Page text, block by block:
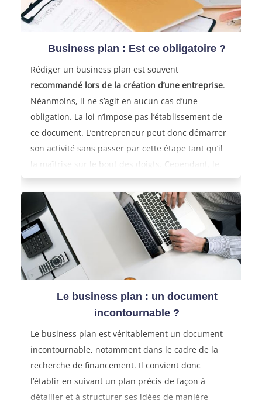
Business plan : Est ce obligatoire ?
Rédiger un business plan est souvent
recommandé lors de la création d’une entreprise.
Néanmoins, il ne s’agit en aucun cas d’une
obligation. La loi n’impose pas l’établissement de
ce document. L’entrepreneur peut donc démarrer
son activité sans passer par cette étape tant qu’il
la maîtrise sur le bout des doigts. Cependant, le
business plan est un outil précieux qui permet de
mieux ficeler un projet et le mener à bien. Créer
une entreprise sans ce document est certes
possible, mais risqué.
Le business plan : un document
incontournable ?
Le business plan est véritablement un document
incontournable, notamment dans le cadre de la
recherche de financement. Il convient donc
l’établir en suivant un plan précis de façon à
détailler et à structurer ses idées de manière